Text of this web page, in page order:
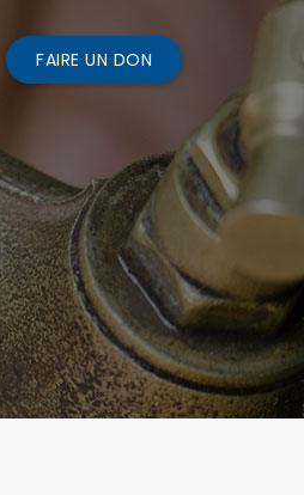
FAIRE UN DON